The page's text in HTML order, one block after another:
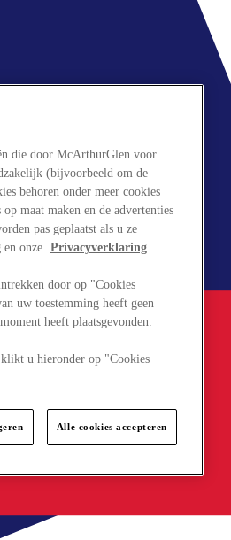
die door McArthurGlen voor
(bijvoorbeeld om de
behoren onder meer cookies
maat maken en de advertenties
pas geplaatst als u ze
en onze Privacyverklaring.
door op "Cookies
uw toestemming heeft geen
heeft plaatsgevonden.
u hieronder op "Cookies
Alle cookies accepteren